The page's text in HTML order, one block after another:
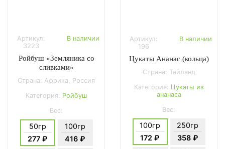
Артикул:
3223
В наличии
Ройбуш «Земляника со
сливками»
Страна: Африка, Россия
Категория: Ройбуш
Вес:
50гр
277 ₽
100гр
416 ₽
Артикул:
196
В наличии
Цукаты Ананас (кольца)
Страна: Тайланд
Категория: Цукаты из
ананаса
Вес:
100гр
172 ₽
250гр
358 ₽